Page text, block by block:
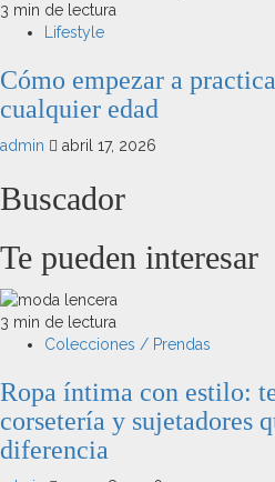
3 min de lectura
Lifestyle
Cómo empezar a
cualquier edad
admin abril 17, 2026
Buscador
Te pueden interesar
3 min de lectura
Colecciones / Prendas
Ropa íntima con estilo:
corsetería y sujetadores
diferencia